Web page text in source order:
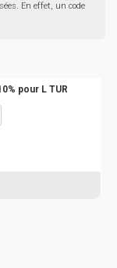
En effet, un code
pour L TUR